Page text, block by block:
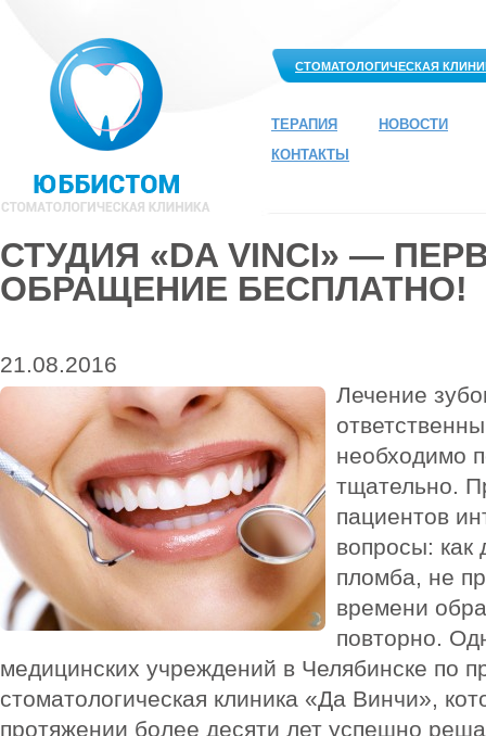
СТОМАТОЛОГИЧЕСКАЯ
ТЕРАПИЯ
НОВОСТИ
КОНТАКТЫ
СТУДИЯ «DA VINCI» —
ОБРАЩЕНИЕ БЕСПЛАТНО!
21.08.2016
Лечение
необходимо
тщательно.
пациентов
вопросы: как
пломба, не
времени
повторно.
медицинских учреждений в Челябинске по
стоматологическая клиника «Да Винчи»,
протяжении более десяти лет успешно